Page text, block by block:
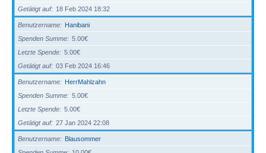
Getätigt auf
18 Feb 2024 18:32
Benutzername
Hanibani
Spenden Summe
5.00€
Letzte Spende
5.00€
Getätigt auf
03 Feb 2024 16:46
Benutzername
HerrMahlzahn
Spenden Summe
5.00€
Letzte Spende
5.00€
Getätigt auf
27 Jan 2024 22:08
Benutzername
Blausommer